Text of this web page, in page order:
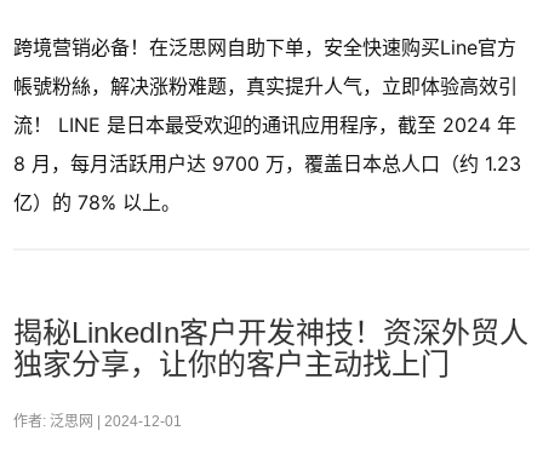
跨境营销必备！在泛思网自助下单，安全快速购买Line官方
帳號粉絲，解决涨粉难题，真实提升人气，立即体验高效引
流！ LINE 是日本最受欢迎的通讯应用程序，截至 2024 年
8 月，每月活跃用户达 9700 万，覆盖日本总人口（约 1.23
亿）的 78% 以上。
揭秘LinkedIn客户开发神技！资深外贸人
独家分享，让你的客户主动找上门
作者: 泛思网 | 2024-12-01